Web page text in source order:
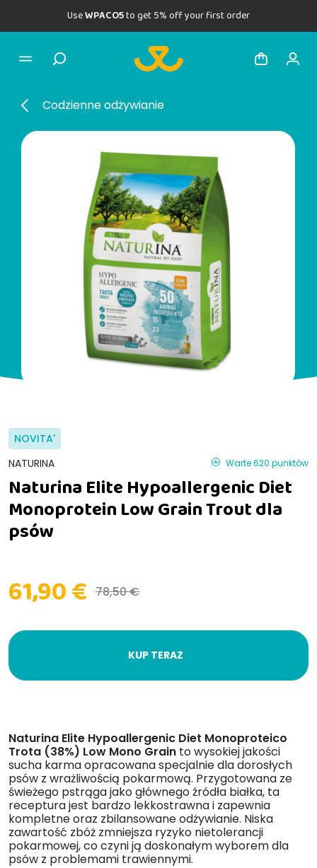
UseWPACO5to get 5% off your first order
Codzienne odżywianie
NOVITA'
NATURINA
Warte 620 punktów
Naturina Elite Hypoallergenic Diet
Monoprotein Low Grain Trout dla
psów
61,90 € 78,50 €
KUP TERAZ
Naturina Elite Hypoallergenic Diet Monoproteico
Trota (38%) Low Mono Grain to wysokiej jakości
sucha karma opracowana specjalnie dla dorosłych
psów z wrażliwością pokarmową. Przygotowana ze
świeżego pstrąga jako głównego źródła białka, ta
receptura jest bardzo lekkostrawna i zapewnia
kompletne oraz zbilansowane odżywianie. Niska
zawartość zbóż zmniejsza ryzyko nietolerancji
pokarmowej, co czyni ją doskonałym wyborem dla
psów z problemami trawiennymi.